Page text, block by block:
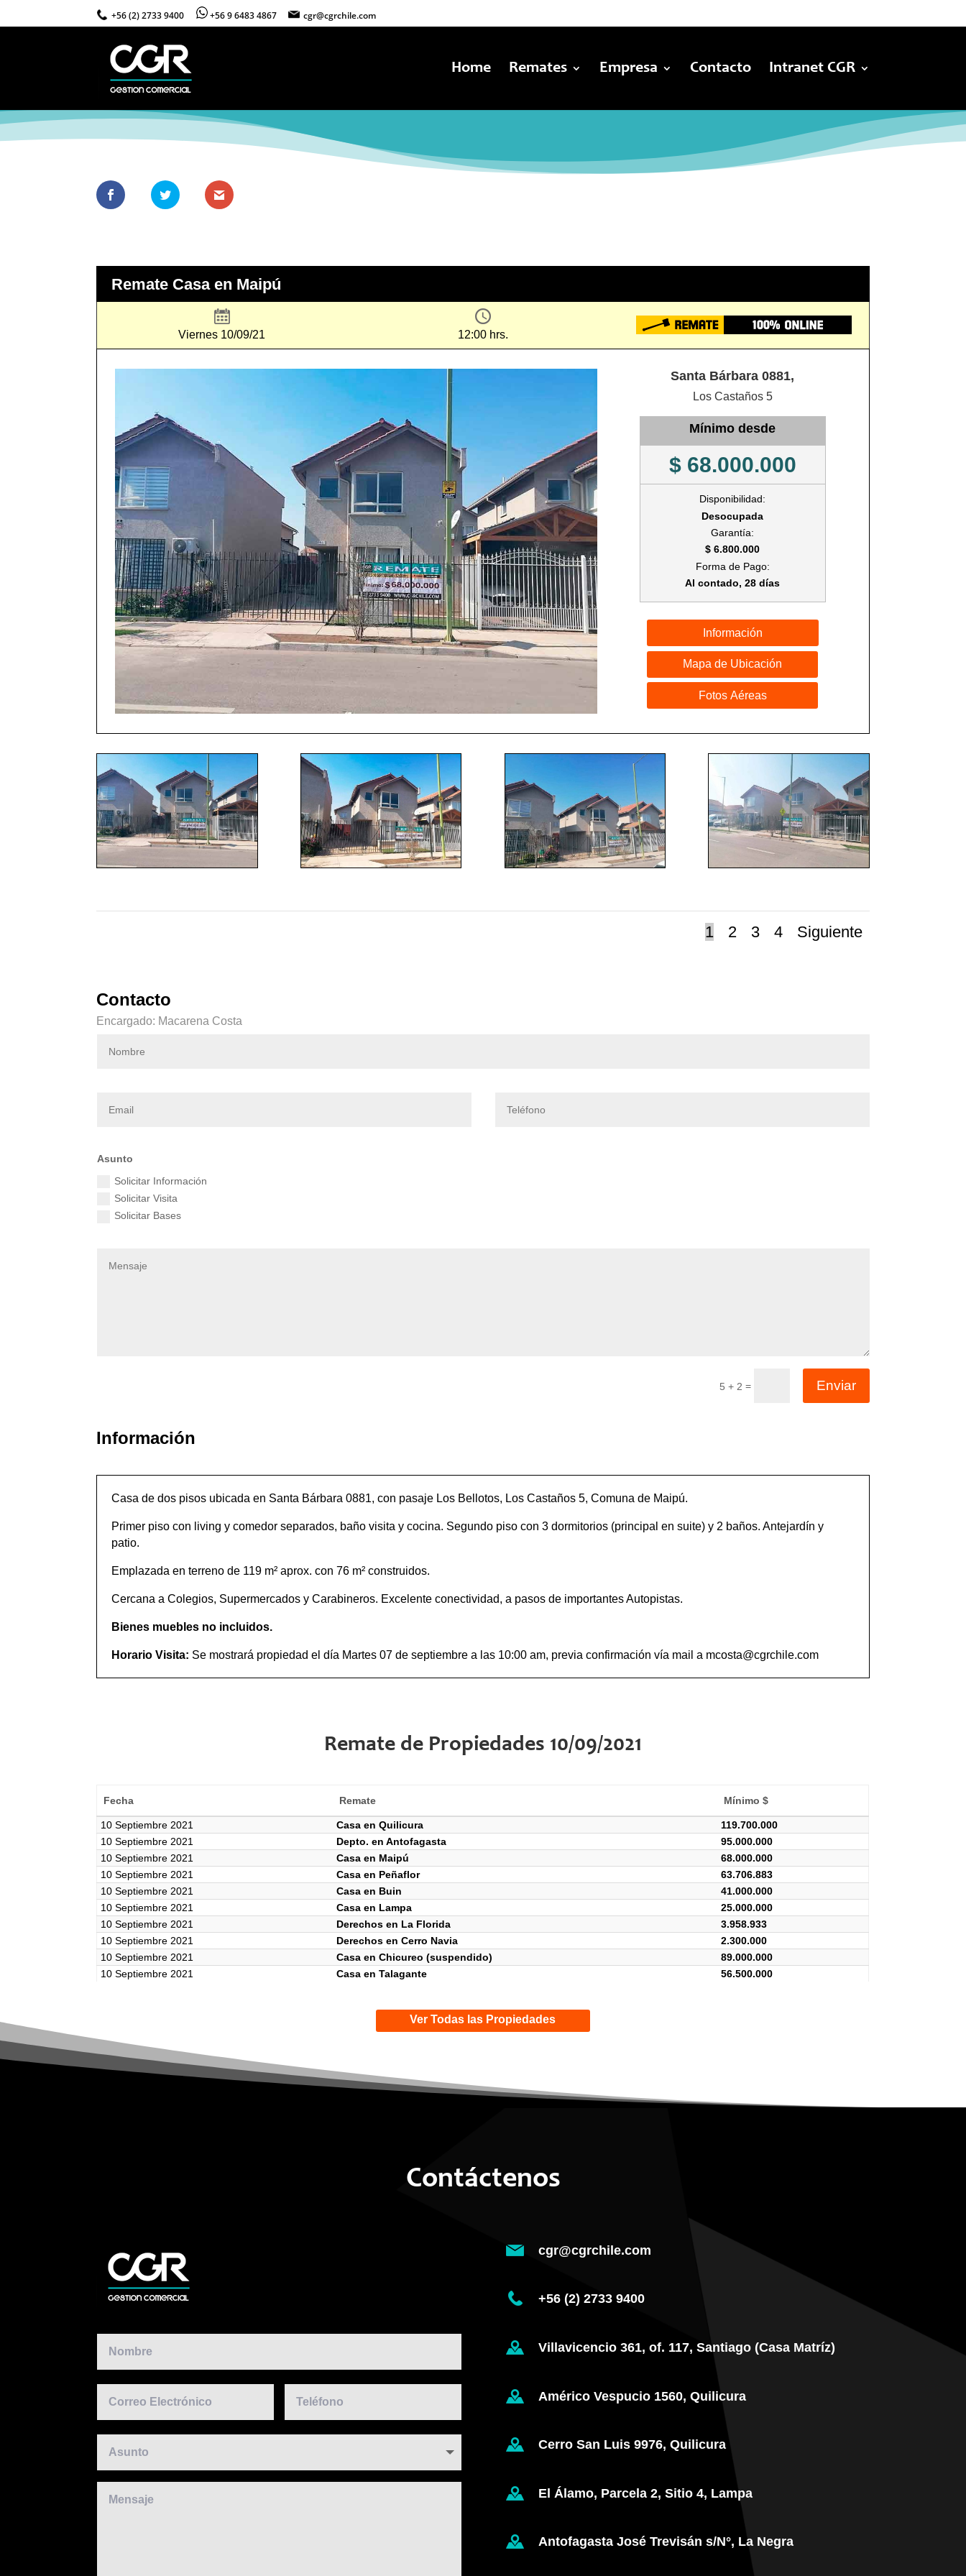
+56 (2) 2733 9400 +56 9 6483 4867 cgr@cgrchile.com
Home Remates Empresa Contacto Intranet CGR
Remate Casa en Maipú
Viernes 10/09/21 12:00 hrs.
Santa Bárbara 0881,
Los Castaños 5
Mínimo desde
$ 68.000.000
Disponibilidad:
Desocupada
Garantía:
$ 6.800.000
Forma de Pago:
Al contado, 28 días
Información
Mapa de Ubicación
Fotos Aéreas
1 2 3 4 Siguiente
Contacto
Encargado: Macarena Costa
Asunto
Solicitar Información
Solicitar Visita
Solicitar Bases
5 + 2 = Enviar
Información
Casa de dos pisos ubicada en Santa Bárbara 0881, con pasaje Los Bellotos, Los Castaños 5, Comuna de Maipú.
Primer piso con living y comedor separados, baño visita y cocina. Segundo piso con 3 dormitorios (principal en suite) y 2 baños. Antejardín y
patio.
Emplazada en terreno de 119 m² aprox. con 76 m² construidos.
Cercana a Colegios, Supermercados y Carabineros. Excelente conectividad, a pasos de importantes Autopistas.
Bienes muebles no incluidos.
Horario Visita: Se mostrará propiedad el día Martes 07 de septiembre a las 10:00 am, previa confirmación vía mail a mcosta@cgrchile.com
Remate de Propiedades 10/09/2021
Fecha Remate Mínimo $
10 Septiembre 2021 Casa en Quilicura
119.700.000
10 Septiembre 2021
Depto. en Antofagasta
95.000.000
10 Septiembre 2021
Casa en Maipú
68.000.000
10 Septiembre 2021
Casa en Peñaflor
63.706.883
10 Septiembre 2021
Casa en Buin
41.000.000
10 Septiembre 2021
Casa en Lampa
25.000.000
10 Septiembre 2021
Derechos en La Florida
3.958.933
10 Septiembre 2021
Derechos en Cerro Navia
2.300.000
10 Septiembre 2021
Casa en Chicureo (suspendido)
89.000.000
10 Septiembre 2021
Casa en Talagante 56.500.000
Ver Todas las Propiedades
Contáctenos
cgr@cgrchile.com
+56 (2) 2733 9400
Villavicencio 361, of. 117, Santiago (Casa Matríz)
Américo Vespucio 1560, Quilicura
Cerro San Luis 9976, Quilicura
El Álamo, Parcela 2, Sitio 4, Lampa
Antofagasta José Trevisán s/N°, La Negra